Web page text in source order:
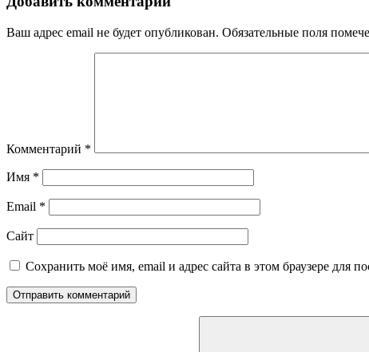
Ваш адрес email не будет опубликован. Обязательные поля
Комментарий *
Имя *
Email *
Сайт
Сохранить моё имя, email и адрес сайта в этом браузере для